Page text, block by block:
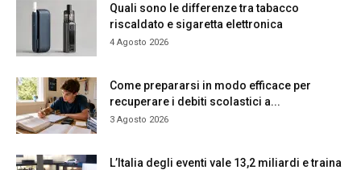
Quali sono le differenze tra tabacco
riscaldato e sigaretta elettronica
4 Agosto 2026
Come prepararsi in modo efficace per
recuperare i debiti scolastici a...
3 Agosto 2026
L’Italia degli eventi vale 13,2 miliardi e traina